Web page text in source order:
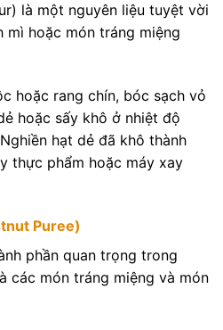
là một nguyên liệu tuyệt vời
mì hoặc món tráng miệng
hoặc rang chín, bóc sạch vỏ
hoặc sấy khô ở nhiệt độ
hạt dẻ đã khô thành
thực phẩm hoặc máy xay
Puree)
phần quan trọng trong
các món tráng miệng và món